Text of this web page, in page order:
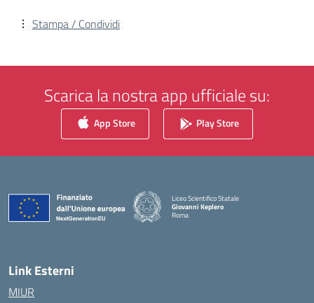
Stampa / Condividi
Scarica la nostra app ufficiale su:
App Store Play Store
Liceo Scientifico Statale
Giovanni Keplero
Roma
Link Esterni
MIUR